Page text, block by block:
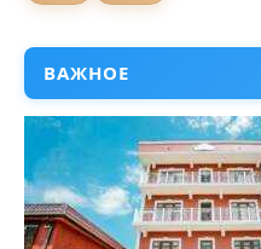
ВАЖНОЕ